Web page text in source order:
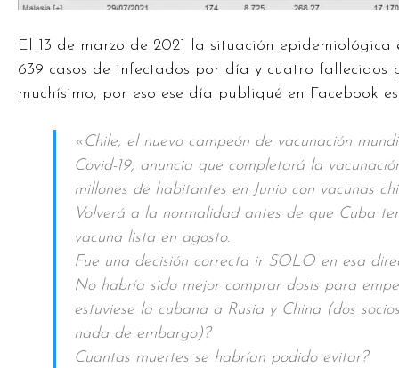
El 13 de marzo de 2021 la situación
639 casos de infectados por día y cuatro fallecidos
muchísimo, por eso ese día publiqué en Facebook
«Chile, el nuevo campeón de vacunación
Covid-19, anuncia que completará la
millones de habitantes en Junio con vacunas
Volverá a la normalidad antes de que Cuba
vacuna lista en agosto.
Fue una decisión correcta ir SOLO en esa
No habría sido mejor comprar dosis para
estuviese la cubana a Rusia y China (dos
nada de embargo)?
Cuantas muertes se habrían podido evitar?